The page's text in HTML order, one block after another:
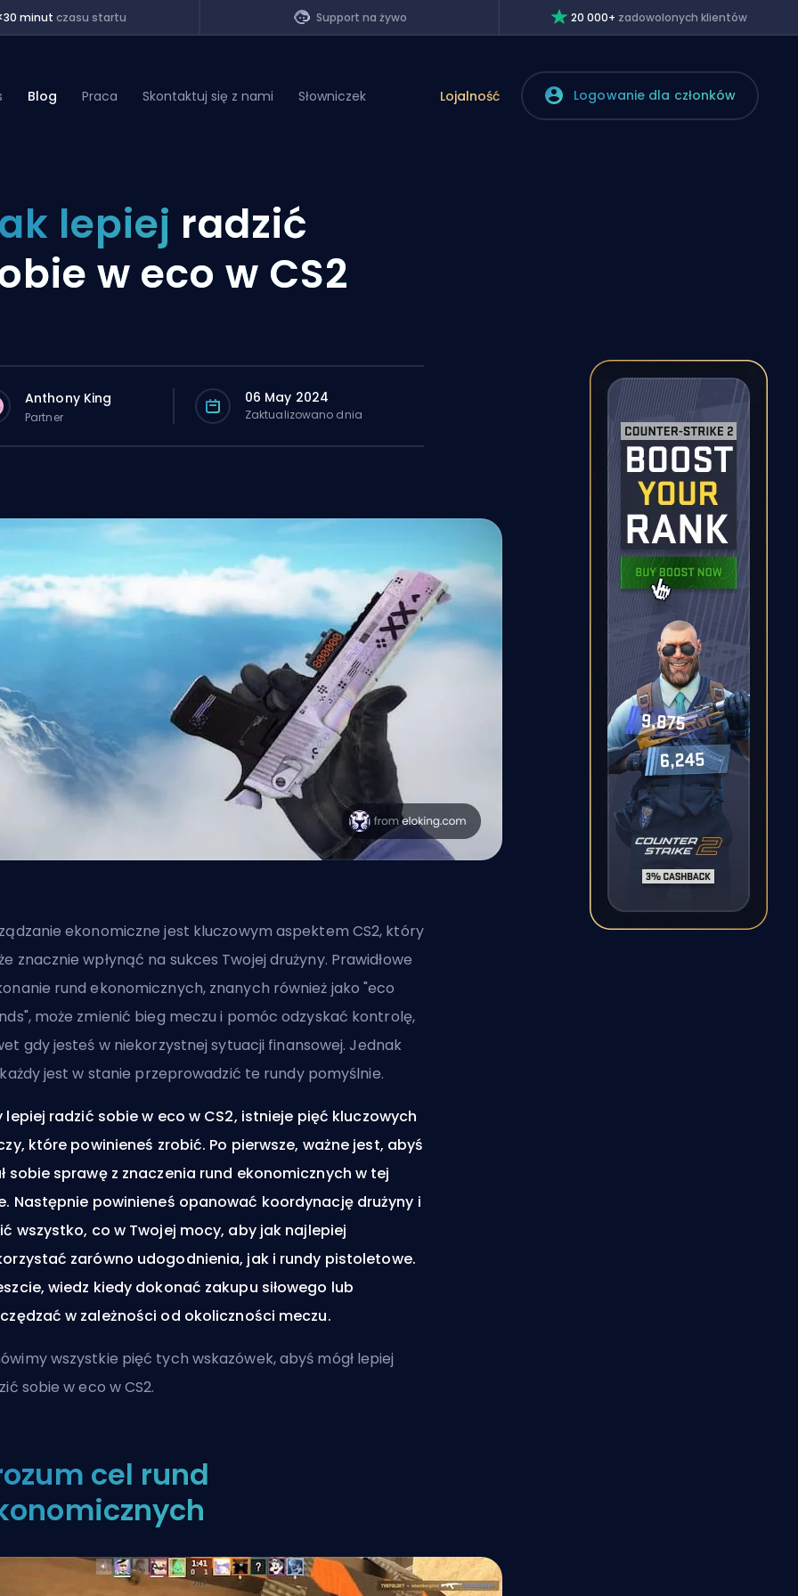
minutczasu startu Support na żywo 20 000+ zadowolonych klientów
Blog Praca Skontaktuj się z nami Słowniczek Lojalność Logowanie dla członków
lepiej radzić
w eco w CS2
Anthony King
Partner
06 May 2024
Zaktualizowano dnia
ekonomiczne jest kluczowym aspektem CS2, który
znacznie wpłynąć na sukces Twojej drużyny. Prawidłowe
rund ekonomicznych, znanych również jako "eco
może zmienić bieg meczu i pomóc odzyskać kontrolę,
gdy jesteś w niekorzystnej sytuacji finansowej. Jednak
jest w stanie przeprowadzić te rundy pomyślnie.
lepiej radzić sobie w eco w CS2, istnieje pięć kluczowych
które powinieneś zrobić. Po pierwsze, ważne jest, abyś
sobie sprawę z znaczenia rund ekonomicznych w tej
Następnie powinieneś opanować koordynację drużyny i
wszystko, co w Twojej mocy, aby jak najlepiej
zarówno udogodnienia, jak i rundy pistoletowe.
wiedz kiedy dokonać zakupu siłowego lub
w zależności od okoliczności meczu.
wszystkie pięć tych wskazówek, abyś mógł lepiej
sobie w eco w CS2.
cel rund